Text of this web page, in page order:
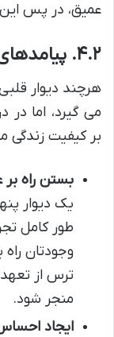
عمیق، در پس
۴.۲. پیامدهای دیوار قلبی بر زندگی ما
هرچند دیوار
می گیرد، اما در
بر کیفیت زندگی
بستن راه
یک دیوار
طور کامل
وجودتان
ترس از تعهد
منجر شود.
ایجاد